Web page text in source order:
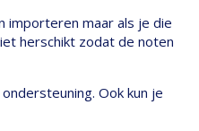
importeren maar als je die
herschikt zodat de noten
Ook kun je